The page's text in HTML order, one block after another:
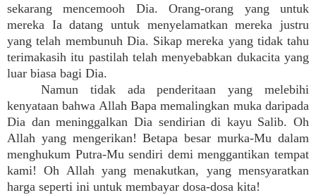
sekarang mencemooh Dia. Orang-orang yang untuk
mereka Ia datang untuk menyelamatkan mereka justru
yang telah membunuh Dia. Sikap mereka yang tidak tahu
terimakasih itu pastilah telah menyebabkan dukacita yang
luar biasa bagi Dia.
Namun tidak ada penderitaan yang melebihi
kenyataan bahwa Allah Bapa memalingkan muka daripada
Dia dan meninggalkan Dia sendirian di kayu Salib. Oh
Allah yang mengerikan! Betapa besar murka-Mu dalam
menghukum Putra-Mu sendiri demi menggantikan tempat
kami! Oh Allah yang menakutkan, yang mensyaratkan
harga seperti ini untuk membayar dosa-dosa kita!